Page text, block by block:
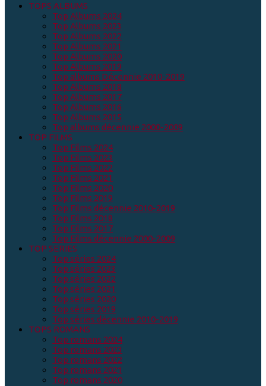
TOPS ALBUMS
Top Albums 2024
Top Albums 2023
Top Albums 2022
Top Albums 2021
Top Albums 2020
Top Albums 2019
Top albums Décennie 2010-2019
Top Albums 2018
Top Albums 2017
Top Albums 2016
Top Albums 2015
Top albums décennie 2000-2009
TOP FILMS
Top Films 2024
Top Films 2023
Top Films 2022
Top Films 2021
Top Films 2020
Top Films 2019
Top Films décennie 2010-2019
Top Films 2018
Top Films 2017
Top Films décennie 2000-2009
TOP SERIES
Top séries 2024
Top séries 2023
Top séries 2022
Top séries 2021
Top séries 2020
Top séries 2019
Top séries décennie 2010-2019
TOPS ROMANS
Top romans 2024
Top romans 2023
Top romans 2022
Top romans 2021
Top romans 2020